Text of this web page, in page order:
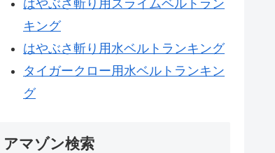
はやぶさ斬り用スライムベルトラン
キング
はやぶさ斬り用水ベルトランキング
タイガークロー用水ベルトランキン
グ
アマゾン検索